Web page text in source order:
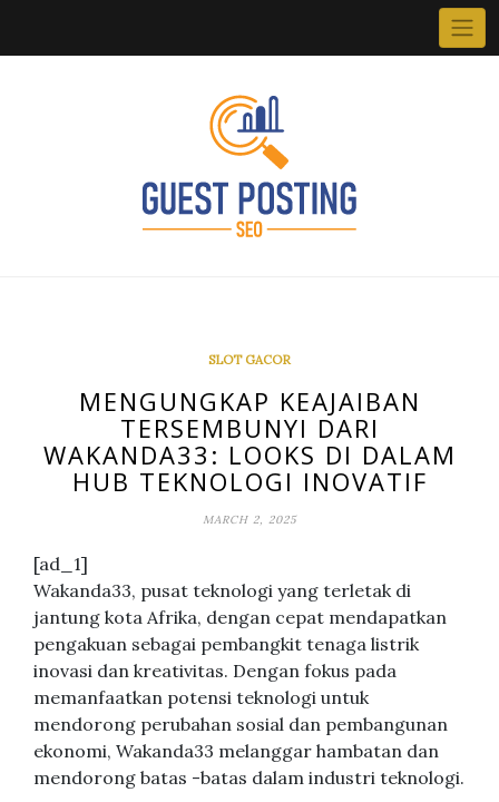
SLOT GACOR
MENGUNGKAP KEAJAIBAN
TERSEMBUNYI DARI
WAKANDA33: LOOKS DI DALAM
HUB TEKNOLOGI INOVATIF
MARCH 2, 2025
[ad_1]
Wakanda33, pusat teknologi yang terletak di
jantung kota Afrika, dengan cepat mendapatkan
pengakuan sebagai pembangkit tenaga listrik
inovasi dan kreativitas. Dengan fokus pada
memanfaatkan potensi teknologi untuk
mendorong perubahan sosial dan pembangunan
ekonomi, Wakanda33 melanggar hambatan dan
mendorong batas -batas dalam industri teknologi.